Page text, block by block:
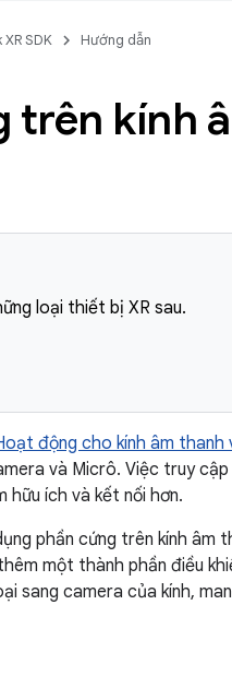
SDK Hướng dẫn
trên kính
loại thiết bị XR sau.
động cho kính âm thanh
và Micrô. Việc truy
hữu ích và kết nối hơn.
phần cứng trên kính âm
một thành phần điều
sang camera của kính,